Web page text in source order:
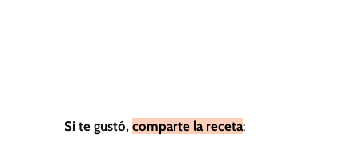
Si te gustó, comparte la receta: